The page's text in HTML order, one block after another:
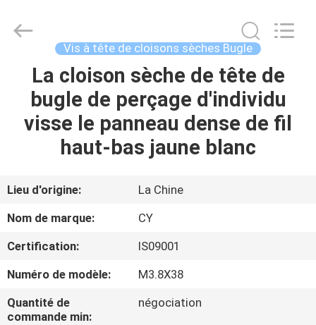
MAISON
PRODUITS
SUJET
DE
NOUS
VISITE
D'USINE
Chaoyi
Fastener.
Vis à tête de cloisons sèches Bugle
La cloison sèche de tête de
bugle de perçage d'individu
visse le panneau dense de fil
haut-bas jaune blanc
Lieu d'origine:
La Chine
Nom de marque:
CY
Certification:
IS09001
Numéro de modèle:
M3.8X38
Quantité de
commande min:
négociation